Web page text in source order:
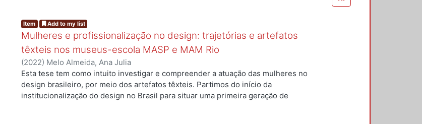
Item Add to my list
Mulheres e profissionalização no design: trajetórias e artefatos
têxteis nos museus-escola MASP e MAM Rio
(2022) Melo Almeida, Ana Julia
Esta tese tem como intuito investigar e compreender a atuação das mulheres no
design brasileiro, por meio dos artefatos têxteis. Partimos do início da
institucionalização do design no Brasil para situar uma primeira geração de